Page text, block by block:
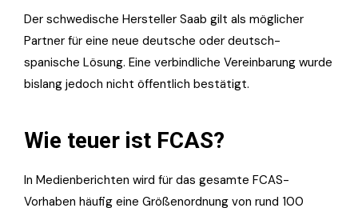
Der schwedische Hersteller Saab gilt als möglicher
Partner für eine neue deutsche oder deutsch-
spanische Lösung. Eine verbindliche Vereinbarung wurde
bislang jedoch nicht öffentlich bestätigt.
Wie teuer ist FCAS?
In Medienberichten wird für das gesamte FCAS-
Vorhaben häufig eine Größenordnung von rund 100